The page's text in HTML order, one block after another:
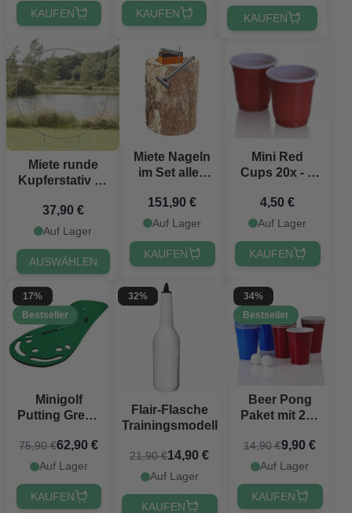
KAUFEN KAUFEN KAUFEN
Miete runde
Kupferstativ - 2
37,90 €
Auf Lager
AUSWÄHLEN
Miete Nageln
im Set alles
kleines Paket
151,90 €
Auf Lager
KAUFEN
Mini Red
Cups 20x - 6
4,50 €
Auf Lager
KAUFEN
17%
Bestseller
Minigolf
Putting Green
Deluxe
75,90 €62,90 €
Auf Lager
KAUFEN
32%
Flair-Flasche
Trainingsmodell
21,90 €14,90 €
Auf Lager
KAUFEN
34%
Bestseller
Beer Pong
Paket mit 24x
2x Bällen
14,90 €9,90 €
Auf Lager
KAUFEN